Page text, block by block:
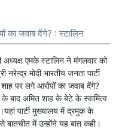
का जवाब देंगे? : स्टालिन
एमके स्टालिन ने मंगलवार को
मोदी भारतीय जनता पार्टी
पर लगे आरोपों का जवाब देंगे?
के बाद अमित शाह के बेटे के स्वामित्व
पार्टी मुख्यालय में द्रमुक के
में उन्होंने यह बात कही।